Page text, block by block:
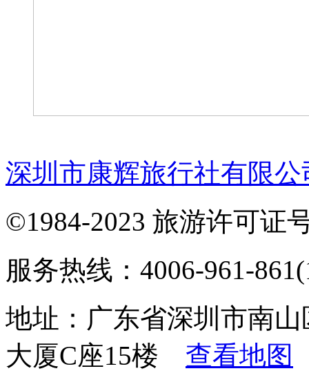
深圳市康辉旅行社有限
©1984-2023 旅游许可证
服务热线：4006-961-
地址：广东省深圳市南
大厦C座15楼 查看地图